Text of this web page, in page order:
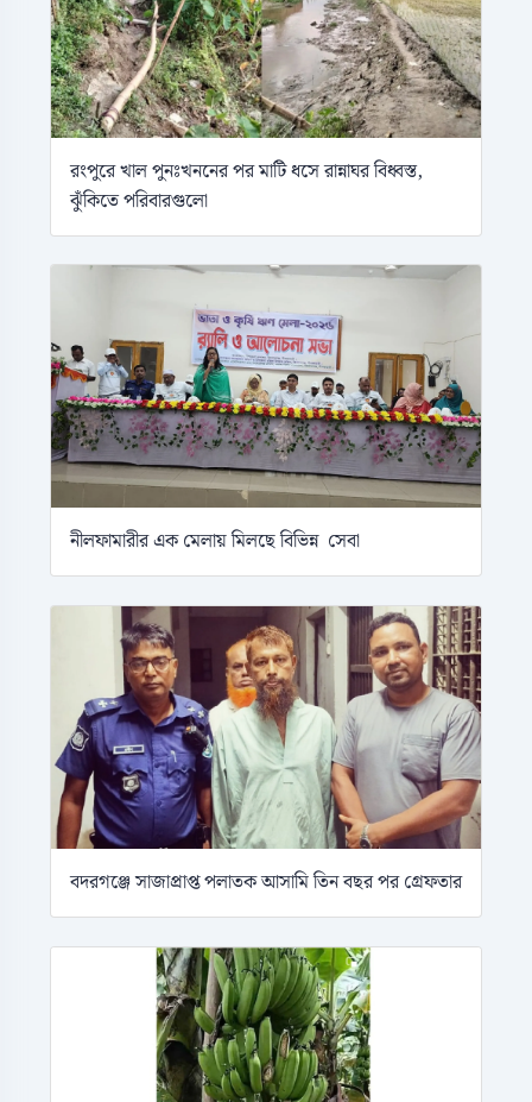
রংপুরে খাল পুনঃখননের পর মাটি ধসে রান্নাঘর বিধ্বস্ত,
ঝুঁকিতে পরিবারগুলো
নীলফামারীর এক মেলায় মিলছে বিভিন্ন সেবা
বদরগঞ্জে সাজাপ্রাপ্ত পলাতক আসামি তিন বছর পর গ্রেফতার